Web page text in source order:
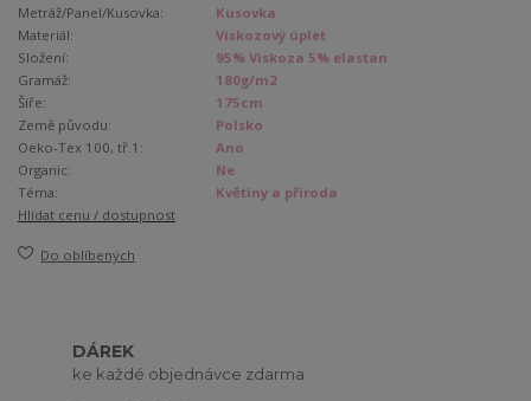
Metráž/Panel/Kusovka:
Kusovka
Materiál:
Viskozový úplet
Složení:
95% Viskoza 5% elastan
Gramáž:
180g/m2
Šíře:
175cm
Země původu:
Polsko
Oeko-Tex 100, tř.1:
Ano
Organic:
Ne
Téma:
Květiny a příroda
Hlídat cenu / dostupnost
Do oblíbených
DÁREK
ke každé objednávce zdarma